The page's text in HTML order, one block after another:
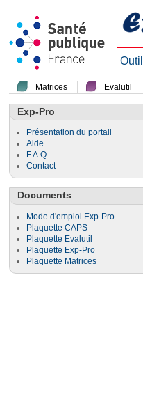
Matrices Evalutil
Exp-Pro
Présentation du portail
Aide
F.A.Q.
Contact
Documents
Mode d'emploi Exp-Pro
Plaquette CAPS
Plaquette Evalutil
Plaquette Exp-Pro
Plaquette Matrices